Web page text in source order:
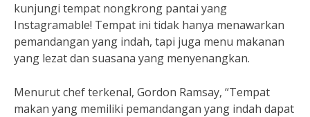
kunjungi tempat nongkrong pantai yang
Instagramable! Tempat ini tidak hanya menawarkan
pemandangan yang indah, tapi juga menu makanan
yang lezat dan suasana yang menyenangkan.
Menurut chef terkenal, Gordon Ramsay, “Tempat
makan yang memiliki pemandangan yang indah dapat